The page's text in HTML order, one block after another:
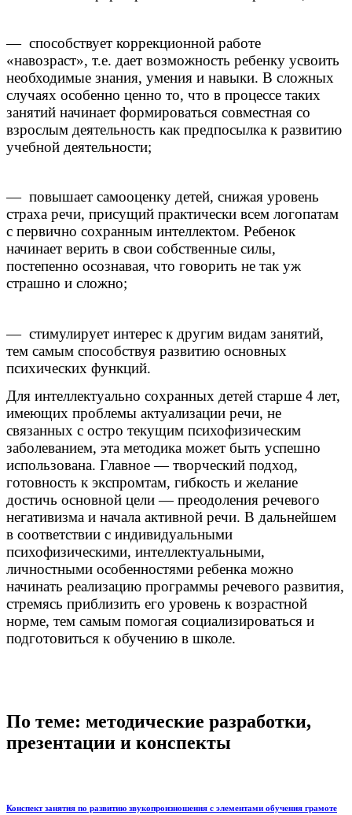
— способствует коррекционной работе
«навозраст», т.е. дает возможность ребенку усвоить
необходимые знания, умения и навыки. В сложных
случаях особенно ценно то, что в процессе таких
занятий начинает формироваться совместная со
взрослым деятельность как предпосылка к развитию
учебной деятельности;
— повышает самооценку детей, снижая уровень
страха речи, присущий практически всем логопатам
с первично сохранным интеллектом. Ребенок
начинает верить в свои собственные силы,
постепенно осознавая, что говорить не так уж
страшно и сложно;
— стимулирует интерес к другим видам занятий,
тем самым способствуя развитию основных
психических функций.
Для интеллектуально сохранных детей старше 4 лет,
имеющих проблемы актуализации речи, не
связанных с остро текущим психофизическим
заболеванием, эта методика может быть успешно
использована. Главное — творческий подход,
готовность к экспромтам, гибкость и желание
достичь основной цели — преодоления речевого
негативизма и начала активной речи. В дальнейшем
в соответствии с индивидуальными
психофизическими, интеллектуальными,
личностными особенностями ребенка можно
начинать реализацию программы речевого развития,
стремясь приблизить его уровень к возрастной
норме, тем самым помогая социализироваться и
подготовиться к обучению в школе.
По теме: методические разработки,
презентации и конспекты
Конспект занятия по развитию звукопроизношения с элементами обучения грамоте